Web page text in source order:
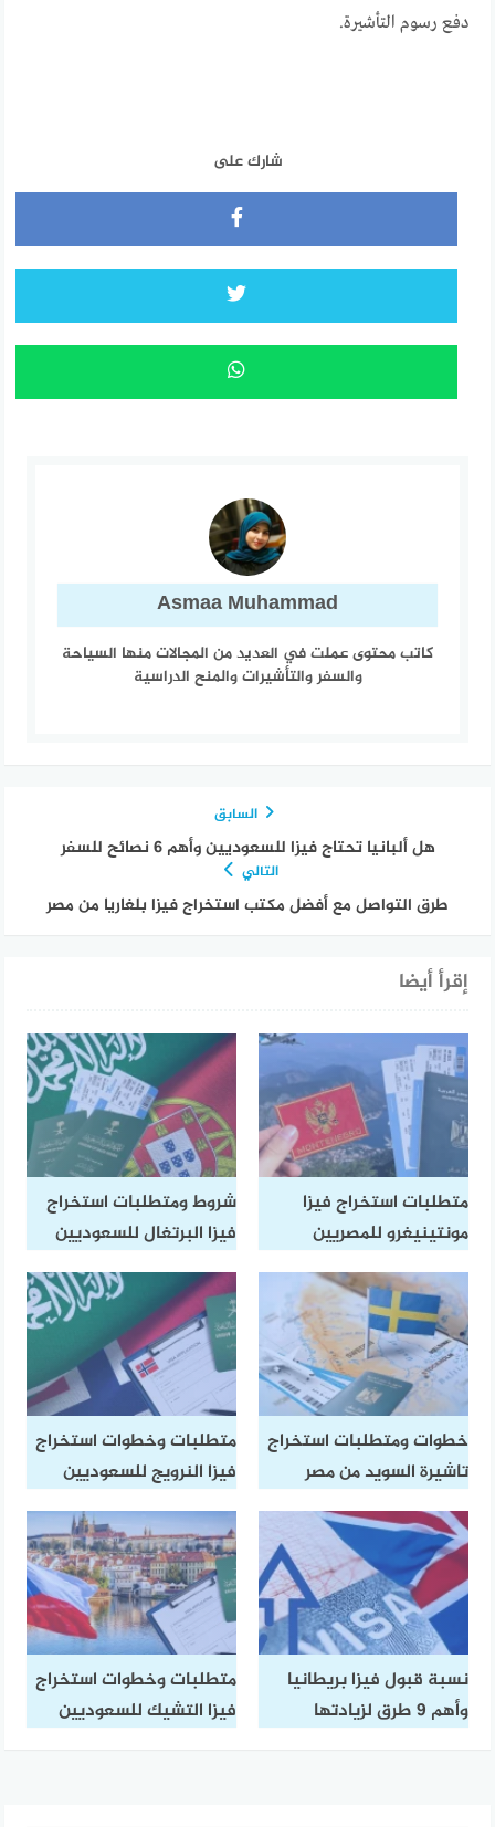
دفع رسوم التأشيرة.
شارك على
Asmaa Muhammad
كاتب محتوى عملت في العديد من المجالات منها السياحة
والسفر والتأشيرات والمنح الدراسية
السابق
هل ألبانيا تحتاج فيزا للسعوديين وأهم 6 نصائح للسفر
التالي
طرق التواصل مع أفضل مكتب استخراج فيزا بلغاريا من مصر
إقرأ أيضا
متطلبات استخراج فيزا
مونتينيغرو للمصريين
شروط ومتطلبات استخراج
فيزا البرتغال للسعوديين
خطوات ومتطلبات استخراج
تاشيرة السويد من مصر​
متطلبات وخطوات استخراج
فيزا النرويج للسعوديين
نسبة قبول فيزا بريطانيا
وأهم 9 طرق لزيادتها
متطلبات وخطوات استخراج
فيزا التشيك للسعوديين